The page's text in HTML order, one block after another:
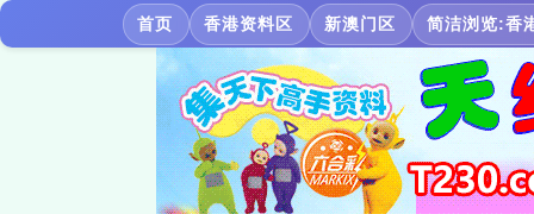
首页 香港资料区 新澳门区 简洁浏览:香